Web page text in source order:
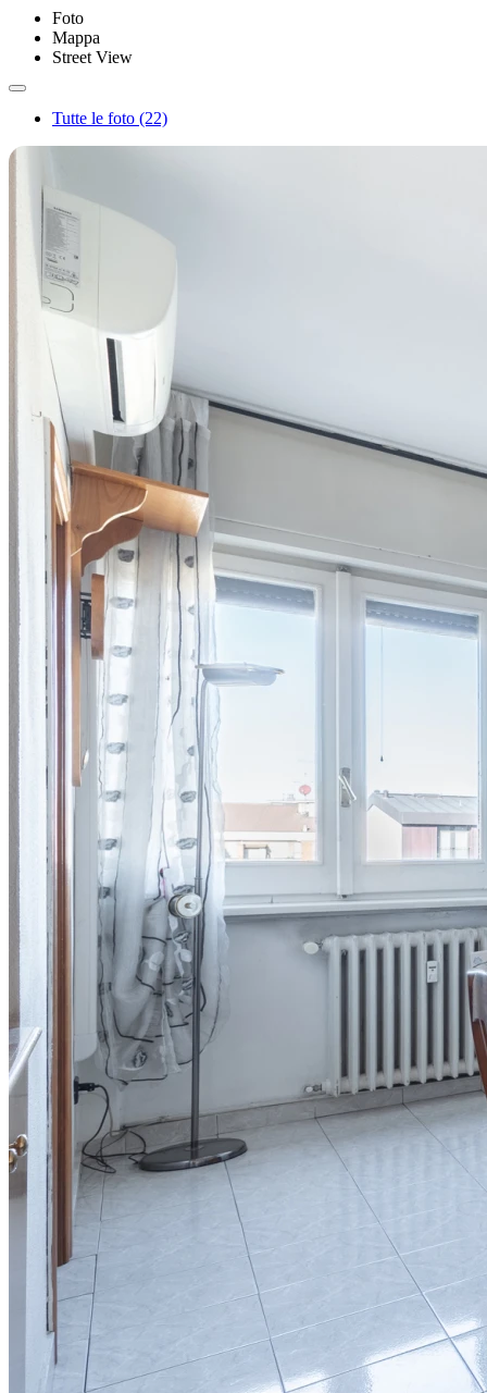
Foto
Mappa
Street View
Tutte le foto (22)